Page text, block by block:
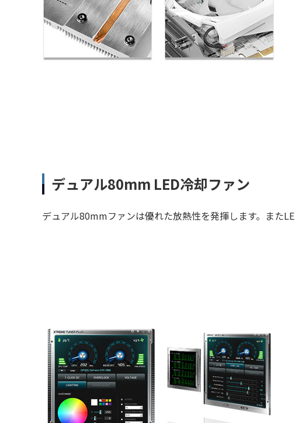
デュアル80mm LED冷却ファン
デュアル80mmファンは優れた放熱性を発揮します。また